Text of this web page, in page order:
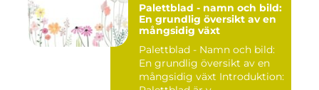
Palettblad - namn och bild:
En grundlig översikt av en
mångsidig växt
Palettblad - Namn och bild:
En grundlig översikt av en
mångsidig växt Introduktion: